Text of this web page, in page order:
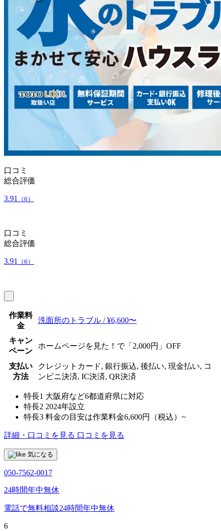
口コミ
総合評価
3.91 （6）
口コミ
総合評価
3.91 （6）
作業料
金
洗面所のトラブル / ¥6,600〜
キャン
ペーン
ホームページを見た！で「2,000円」OFF
支払い
方法
クレジットカード, 銀行振込, 後払い, 現金払い, コ
ンビニ決済, IC決済, QR決済
特長1 大阪府など6都道府県に対応
特長2 2024年設立
特長3 料金の目安は作業料金6,600円（税込）~
詳細・口コミを見る 口コミを見る
気になる
050-7562-0017
24時間年中無休
電話で無料相談24時間年中無休
6